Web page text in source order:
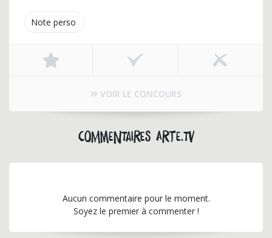
Note perso
VOIR LE CONCOURS
Commentaires arte.tv
Aucun commentaire pour le moment.
Soyez le premier à commenter !